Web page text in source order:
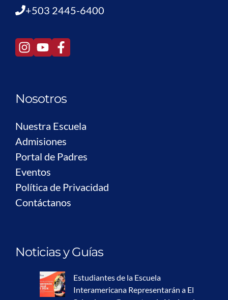
+503 2445-6400
Nosotros
Nuestra Escuela
Admisiones
Portal de Padres
Eventos
Política de Privacidad
Contáctanos
Noticias y Guías
Estudiantes de la Escuela
Interamericana Representarán a El